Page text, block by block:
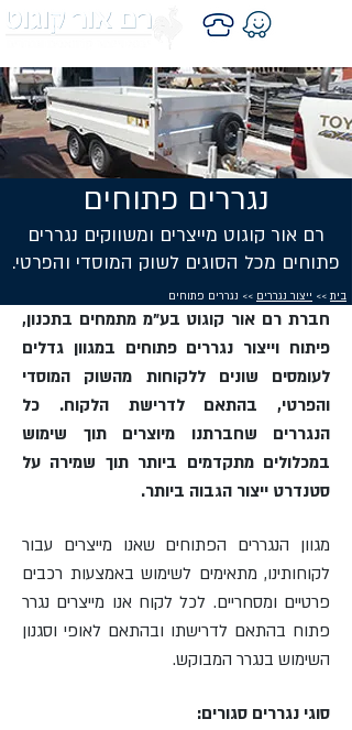
נגררים פתוחים
רם אור קוגוט מייצרים ומשווקים נגררים
פתוחים מכל הסוגים לשוק המוסדי והפרטי.
בית >> ייצור נגררים >> נגררים פתוחים
חברת רם אור קוגוט בע"מ מתמחים בתכנון,
פיתוח וייצור נגררים פתוחים במגוון גדלים
לעומסים שונים ללקוחות מהשוק המוסדי
והפרטי, בהתאם לדרישת הלקוח. כל
הנגררים שחברתנו מיוצרים תוך שימוש
במכלולים מתקדמים ביותר תוך שמירה על
סטנדרט ייצור הגבוה ביותר.
מגוון הנגררים הפתוחים שאנו מייצרים עבור
לקוחותינו, מתאימים לשימוש באמצעות רכבים
פרטיים ומסחריים. לכל לקוח אנו מייצרים נגרר
פתוח בהתאם לדרישתו ובהתאם לאופי וסגנון
השימוש בנגרר המבוקש.
סוגי נגררים סגורים: